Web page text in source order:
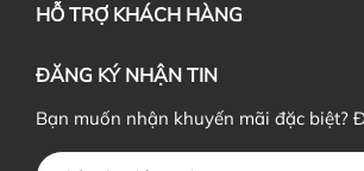
HỖ TRỢ KHÁCH HÀNG
ĐĂNG KÝ NHẬN TIN
Bạn muốn nhận khuyến mãi đặc biệt?